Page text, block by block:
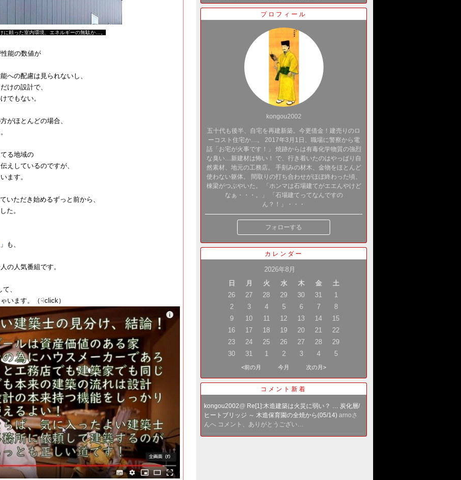
に頼った室内環境、エネルギーの無駄か…。​​​
能の数値が
への配慮は見られないし、
けの設計で、
でもない。
がほとんどの場合、
る地域の
えしているのですが、
ます。
いただき始めるずっと前から、
た。
​」も、
の人気番組です。
、
います。（☟click）
プロフィール
kongou2002
五十代も後半、自宅を再建新築。今更借金！建売りのロ
ーコスト住宅か…。 2017年3月1日、職場に警察から電
話「お宅が火事です！」 焼跡からは有毒化学物質の強烈
な臭い…新建材は怖い！ で、行き着いたのはやっぱり自
然素材、地元の工務店。 手刻みの材木、金物をほとんど
使わない躯体。 間取りの打ち合わせがほぼ終わった頃、
棟梁がつぶやいた。 「ホンマは石場建てがエエんやけど
なぁ・・・。」 「石場建てってなんですの
ん？！」・・・
フォローする
カレンダー
2026年8月
日
月 火 水 木 金
土
26
27 28 29 30 31
1
2
3 4 5 6 7
8
9
10 11 12 13 14
15
16
17 18 19 20 21
22
23
24 25 26 27 28
29
30
31 1 2 3 4 5
<前の月 今月 次の月>
コメント新着
kongou2002@ Re[1]:木造建築は火災に弱い？ … 炭化層/
ヒートブリッジ ～ 木造保育園の全焼から(05/14) arnoさ
んへ コメント、ありがとうござい…